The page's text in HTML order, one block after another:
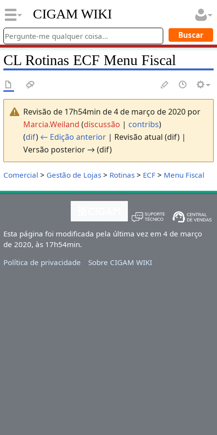
CIGAM WIKI
CL Rotinas ECF Menu Fiscal
Revisão de 17h54min de 4 de março de 2020 por
Marcia.Weiland (discussão | contribs)
(dif) ← Edição anterior| Revisão atual (dif) |
Versão posterior → (dif)
Comercial > Gestão de Lojas> Rotinas> ECF> Menu Fiscal
Esta página foi modificada pela última vez em 4 de março
de 2020, às 17h54min.
Política de privacidade
Sobre CIGAM WIKI